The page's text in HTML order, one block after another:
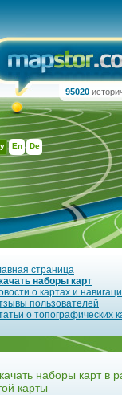
En De
95020
страница
наборы карт
о картах и
пользователей
о топографических
наборы карт в
карты